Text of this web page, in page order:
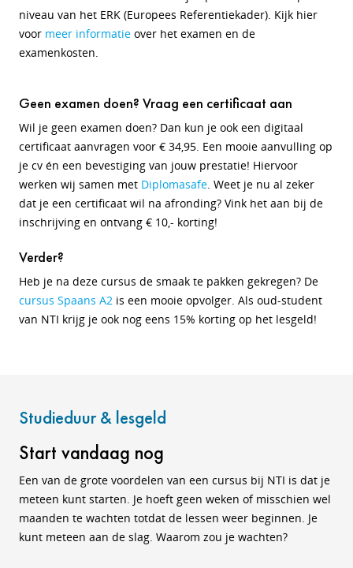
niveau van het ERK (Europees Referentiekader). Kijk hier
voor meer informatie over het examen en de
examenkosten.
Geen examen doen? Vraag een certificaat aan
Wil je geen examen doen? Dan kun je ook een digitaal
certificaat aanvragen voor € 34,95. Een mooie aanvulling op
je cv én een bevestiging van jouw prestatie! Hiervoor
werken wij samen met Diplomasafe. Weet je nu al zeker
dat je een certificaat wil na afronding? Vink het aan bij de
inschrijving en ontvang € 10,- korting!
Verder?
Heb je na deze cursus de smaak te pakken gekregen? De
cursus Spaans A2 is een mooie opvolger. Als oud-student
van NTI krijg je ook nog eens 15% korting op het lesgeld!
Studieduur & lesgeld
Start vandaag nog
Een van de grote voordelen van een cursus bij NTI is dat je
meteen kunt starten. Je hoeft geen weken of misschien wel
maanden te wachten totdat de lessen weer beginnen. Je
kunt meteen aan de slag. Waarom zou je wachten?